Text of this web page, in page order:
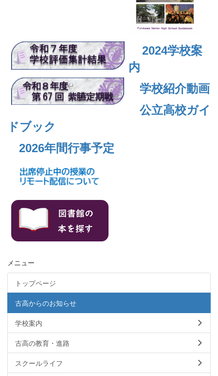
2024学校案
内
学校紹介動画
公立高校ガイ
ドブック
2026年間行事予定
メニュー
トップページ
古高からのお知らせ
学校案内
古高の教育・進路
スクールライフ